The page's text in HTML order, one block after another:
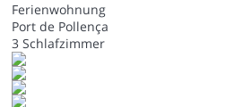
Ferienwohnung
Port de Pollença
3 Schlafzimmer